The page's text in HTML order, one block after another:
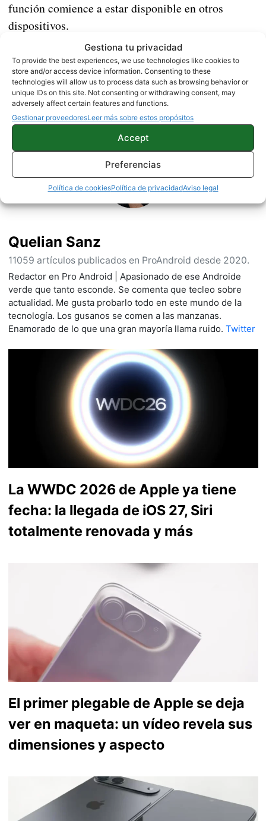
Gestiona tu privacidad
To provide the best experiences, we use technologies like cookies to
store and/or access device information. Consenting to these
technologies will allow us to process data such as browsing behavior or
unique IDs on this site. Not consenting or withdrawing consent, may
adversely affect certain features and functions.
Gestionar proveedoresLeer más sobre estos propósitos
Accept
Preferencias
Política de cookiesPolítica de privacidadAviso legal
función comience a estar disponible en otros
dispositivos.
APPLE NOTICIAS
Sobre este autor
Quelian Sanz
11059 artículos publicados en ProAndroid desde 2020.
Redactor en Pro Android | Apasionado de ese Androide
verde que tanto esconde. Se comenta que tecleo sobre
actualidad. Me gusta probarlo todo en este mundo de la
tecnología. Los gusanos se comen a las manzanas.
Enamorado de lo que una gran mayoría llama ruido. Twitter
La WWDC 2026 de Apple ya tiene
fecha: la llegada de iOS 27, Siri
totalmente renovada y más
El primer plegable de Apple se deja
ver en maqueta: un vídeo revela sus
dimensiones y aspecto